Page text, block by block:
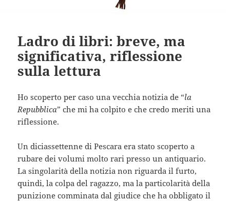
Ladro di libri: breve, ma
significativa, riflessione
sulla lettura
Ho scoperto per caso una vecchia notizia de “la
Repubblica” che mi ha colpito e che credo meriti una
riflessione.
Un diciassettenne di Pescara era stato scoperto a
rubare dei volumi molto rari presso un antiquario.
La singolarità della notizia non riguarda il furto,
quindi, la colpa del ragazzo, ma la particolarità della
punizione comminata dal giudice che ha obbligato il